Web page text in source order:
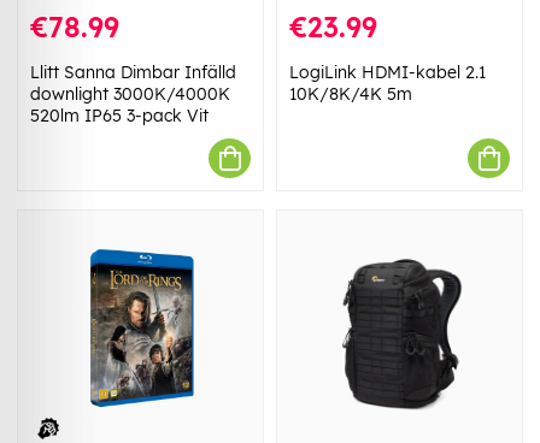
€78.99
Llitt Sanna Dimbar Infälld
downlight 3000K/4000K
520lm IP65 3-pack Vit
€23.99
LogiLink HDMI-kabel 2.1
10K/8K/4K 5m